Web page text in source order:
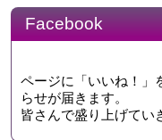
Facebook
ページに「いいね！」
らせが届きます。
皆さんで盛り上げてい